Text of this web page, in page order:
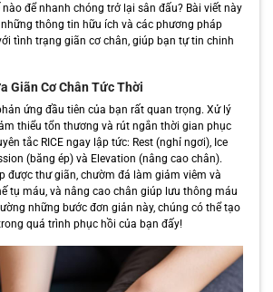
để nhanh chóng trở lại sân đấu? Bài viết này
thông tin hữu ích và các phương pháp
tình trạng giãn cơ chân, giúp bạn tự tin chinh
Giãn Cơ Chân Tức Thời
ứng đầu tiên của bạn rất quan trọng. Xử lý
thiểu tổn thương và rút ngắn thời gian phục
tắc RICE ngay lập tức: Rest (nghỉ ngơi), Ice
(băng ép) và Elevation (nâng cao chân).
được thư giãn, chườm đá làm giảm viêm và
tụ máu, và nâng cao chân giúp lưu thông máu
những bước đơn giản này, chúng có thể tạo
quá trình phục hồi của bạn đấy!